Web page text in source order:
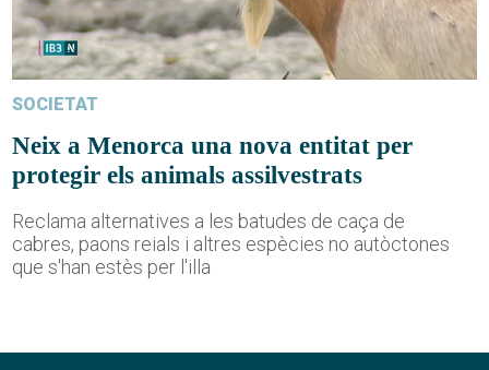
SOCIETAT
Neix a Menorca una nova entitat per
protegir els animals assilvestrats
Reclama alternatives a les batudes de caça de
cabres, paons reials i altres espècies no autòctones
que s'han estès per l'illa